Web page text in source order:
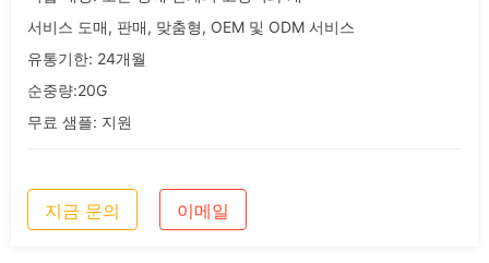
서비스 도매, 판매, 맞춤형, OEM 및 ODM 서비스
유통기한: 24개월
순중량:20G
무료 샘플: 지원
지금 문의 이메일